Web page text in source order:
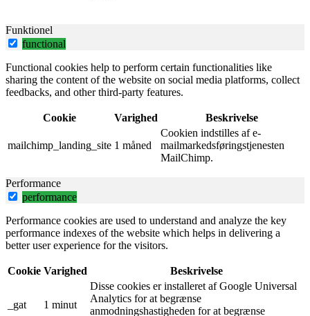
Funktionel
functional
Functional cookies help to perform certain functionalities like
sharing the content of the website on social media platforms, collect
feedbacks, and other third-party features.
Cookie Varighed Beskrivelse
mailchimp_landing_site 1 måned
Cookien indstilles af e-
mailmarkedsføringstjenesten
MailChimp.
Performance
performance
Performance cookies are used to understand and analyze the key
performance indexes of the website which helps in delivering a
better user experience for the visitors.
Cookie Varighed Beskrivelse
_gat 1 minut
Disse cookies er installeret af Google Universal
Analytics for at begrænse
anmodningshastigheden for at begrænse